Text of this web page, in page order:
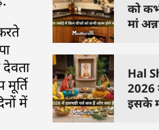
देवता
में
को
मां
Hal
2026
इसके